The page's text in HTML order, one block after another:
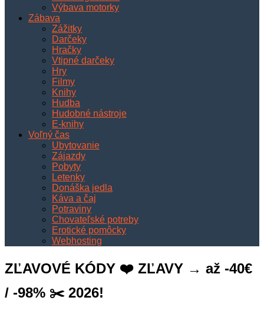
Výbava motorky
Zábava
Zážitky
Darčeky
Hračky
Vtipné darčeky
Hry
Filmy
Knihy
Hudba
Hudobné nástroje
E-knihy
Voľný čas
Ubytovanie
Zájazdy
Pobyty
Letenky
Donáška jedla
Káva a čaj
Potraviny
Chovateľské potreby
Erotické pomôcky
Webhosting
ZĽAVOVÉ KÓDY ❤️ ZĽAVY → až -40€
/ -98% ✂️ 2026!